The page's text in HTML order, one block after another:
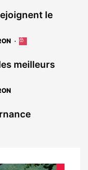
le
Cet
est
réservé
meilleurs